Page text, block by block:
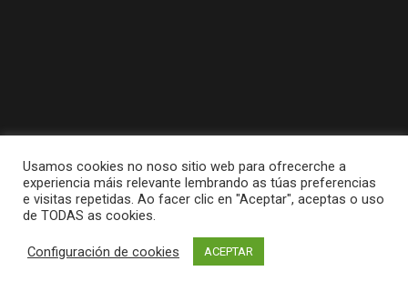
Pobra do Caramiñal
Usamos cookies no noso sitio web para ofrecerche a
experiencia máis relevante lembrando as túas preferencias
e visitas repetidas. Ao facer clic en "Aceptar", aceptas o uso
de TODAS as cookies.
Configuración de cookies ACEPTAR